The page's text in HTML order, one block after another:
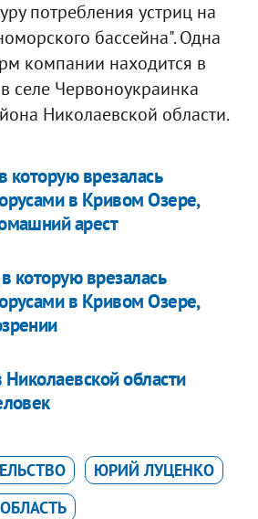
потребления устриц на
бассейна". Одна
компании находится в
селе Червоноукраинка
Николаевской области.
врезалась
в Кривом Озере,
арест
которую врезалась
в Кривом Озере,
области
ЮРИЙ ЛУЦЕНКО